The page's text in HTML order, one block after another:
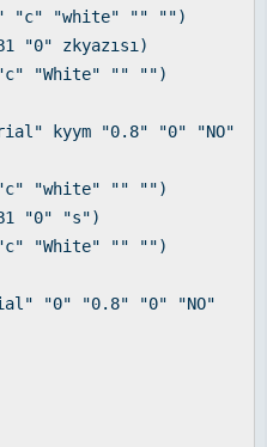
"c" "white" "" "")
"0" zkyazısı)
"c" "White" "" "")
kyym "0.8" "0" "NO"
"c" "white" "" "")
"0" "s")
"c" "White" "" "")
"0" "0.8" "0" "NO"